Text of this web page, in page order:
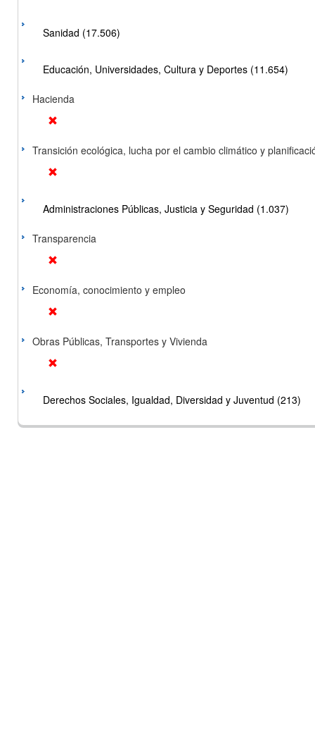
Sanidad (17.506)
Educación, Universidades, Cultura y Deportes (11.654)
Hacienda
Transición ecológica, lucha por el cambio climático y
Administraciones Públicas, Justicia y Seguridad (1.037)
Transparencia
Economía, conocimiento y empleo
Obras Públicas, Transportes y Vivienda
Derechos Sociales, Igualdad, Diversidad y Juventud (213)